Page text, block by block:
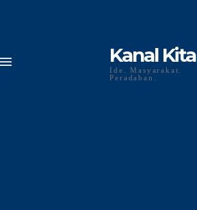
Kanal Kita
Ide. Masyarakat.
Peradaban.